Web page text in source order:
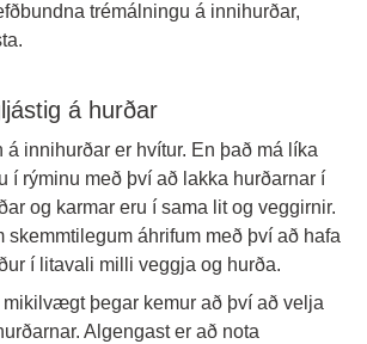
trémálningu á innihurðar,
á hurðar
innihurðar er hvítur. En það má líka
í rýminu með því að lakka hurðarnar í
og karmar eru í sama lit og veggirnir.
skemmtilegum áhrifum með því að hafa
í litavali milli veggja og hurða.
þegar kemur að því að velja
Algengast er að nota